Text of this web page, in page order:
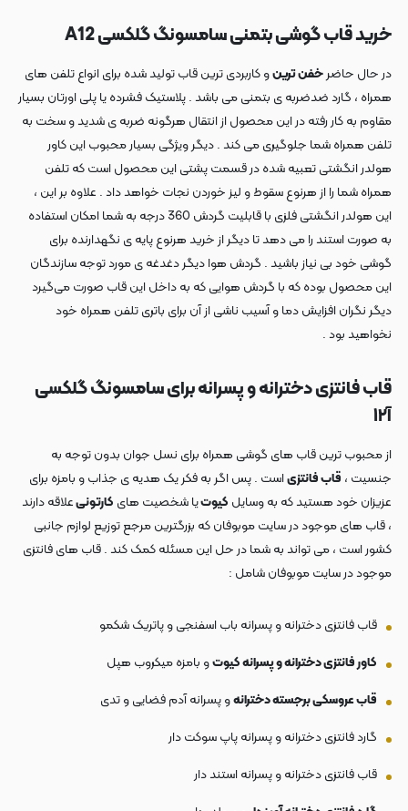
خرید قاب گوشی بتمنی سامسونگ گلکسی A12
در حال حاضرخفن ترینو کاربردی ترین قاب تولید شده برای انواع تلفن های
همراه ، گارد ضدضربه ی بتمنی می باشد . پلاستیک فشرده یا پلی اورتان بسیار
مقاوم به کار رفته در این محصول از انتقال هرگونه ضربه ی شدید و سخت به
تلفن همراه شما جلوگیری می کند . دیگر ویژگی بسیار محبوب این کاور
هولدر انگشتی تعبیه شده در قسمت پشتی این محصول است که تلفن
همراه شما را از هرنوع سقوط و لیز خوردن نجات خواهد داد . علاوه بر این ،
این هولدر انگشتی فلزی با قابلیت گردش 360 درجه به شما امکان استفاده
به صورت استند را می دهد تا دیگر از خرید هرنوع پایه ی نگهدارنده برای
گوشی خود بی نیاز باشید . گردش هوا دیگر دغدغه ی مورد توجه سازندگان
این محصول بوده که با گردش هوایی که به داخل این قاب صورت می‌گیرد
دیگر نگران افزایش دما و آسیب ناشی از آن برای باتری تلفن همراه خود
نخواهید بود .
قاب فانتزی دخترانه و پسرانه برای سامسونگ گلکسی
آ۱۲
از محبوب ترین قاب های گوشی همراه برای نسل جوان بدون توجه به
جنسیت ، قاب فانتزیاست . پس اگر به فکر یک هدیه ی جذاب و بامزه برای
عزیزان خود هستید که به وسایل کیوتیا شخصیت های کارتونیعلاقه دارند
، قاب های موجود در سایت موبوفان که بزرگترین مرجع توزیع لوازم جانبی
کشور است ، می تواند به شما در حل این مسئله کمک کند . قاب های فانتزی
موجود در سایت موبوفان شامل :
قاب فانتزی دخترانه و پسرانه باب اسفنجی و پاتریک شکمو
کاور فانتزی دخترانه و پسرانه کیوتو بامزه میکروب هپل
قاب عروسکی برجسته دخترانهو پسرانه آدم فضایی و تدی
گارد فانتزی دخترانه و پسرانه پاپ سوکت دار
قاب فانتزی دخترانه و پسرانه استند دار